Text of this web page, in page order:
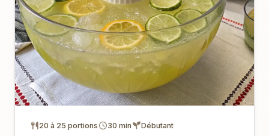
20 à 25 portions 30 min Débutant